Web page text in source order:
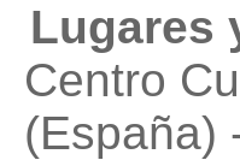
Lugares
Centro
(España)